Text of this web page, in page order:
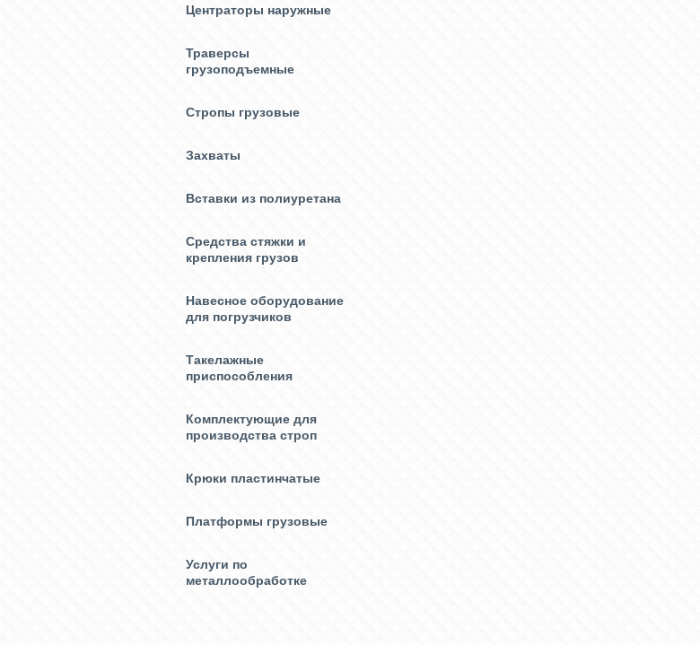
Центраторы наружные
Траверсы
грузоподъемные
Стропы грузовые
Захваты
Вставки из полиуретана
Средства стяжки и
крепления грузов
Навесное оборудование
для погрузчиков
Такелажные
приспособления
Комплектующие для
производства строп
Крюки пластинчатые
Платформы грузовые
Услуги по
металлообработке